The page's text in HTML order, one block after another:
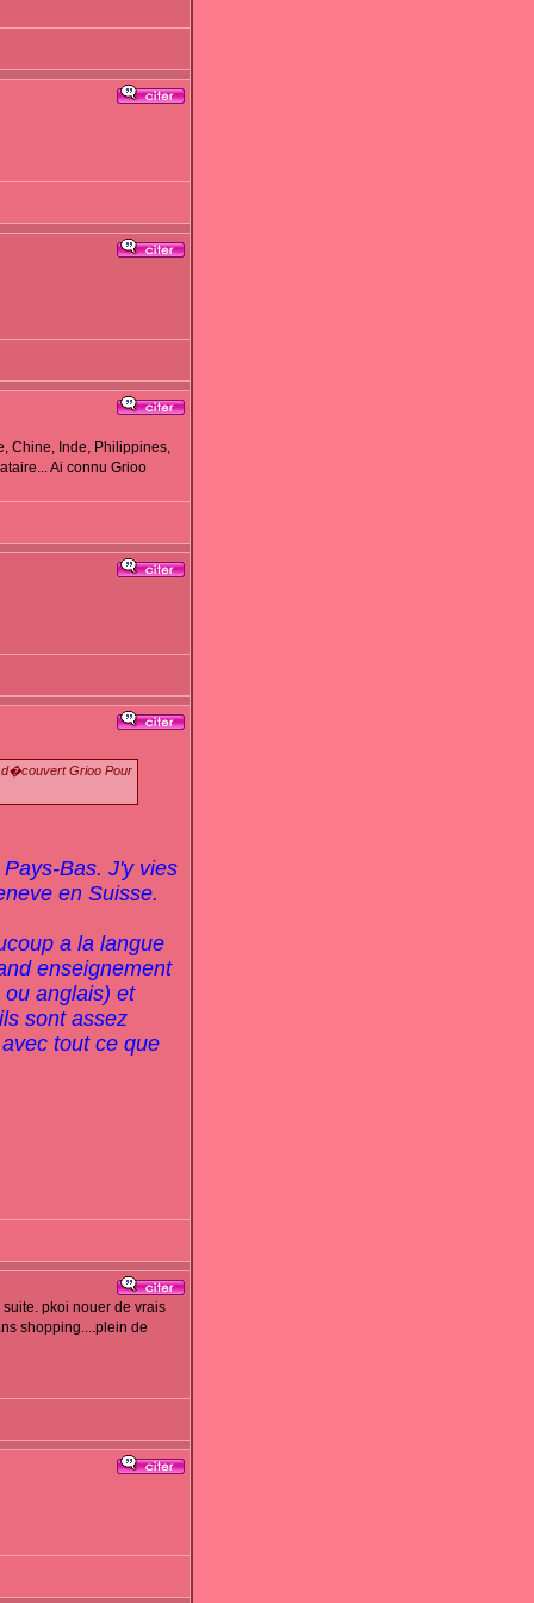
Chine, Inde, Philippines,
Ai connu Grioo
d�couvert Grioo Pour
Bas. J'y vies
en Suisse.
a la langue
enseignement
anglais) et
sont assez
tout ce que
pkoi nouer de vrais
shopping....plein de